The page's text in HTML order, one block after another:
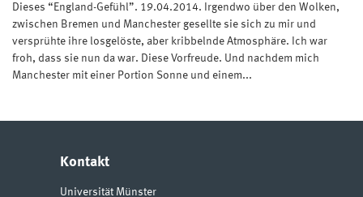
Dieses “England-Gefühl”. 19.04.2014. Irgendwo über den Wolken,
zwischen Bremen und Manchester gesellte sie sich zu mir und
versprühte ihre losgelöste, aber kribbelnde Atmosphäre. Ich war
froh, dass sie nun da war. Diese Vorfreude. Und nachdem mich
Manchester mit einer Portion Sonne und einem...
Kontakt
Universität Münster